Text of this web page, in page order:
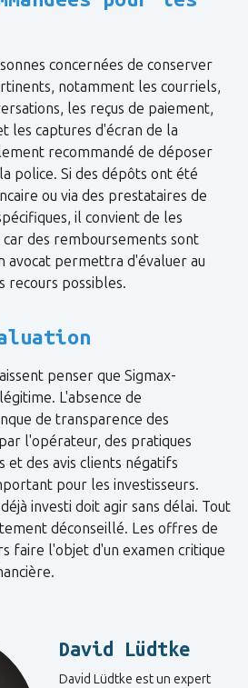
concernées de conserver
notamment les courriels,
les reçus de paiement,
les captures d'écran de la
recommandé de déposer
police. Si des dépôts ont été
ou via des prestataires de
il convient de les
des remboursements sont
avocat permettra d'évaluer au
recours possibles.
penser que Sigmax-
L'absence de
de transparence des
l'opérateur, des pratiques
et des avis clients négatifs
pour les investisseurs.
investi doit agir sans délai. Tout
déconseillé. Les offres de
faire l'objet d'un examen critique
David Lüdtke
David Lüdtke est un expert